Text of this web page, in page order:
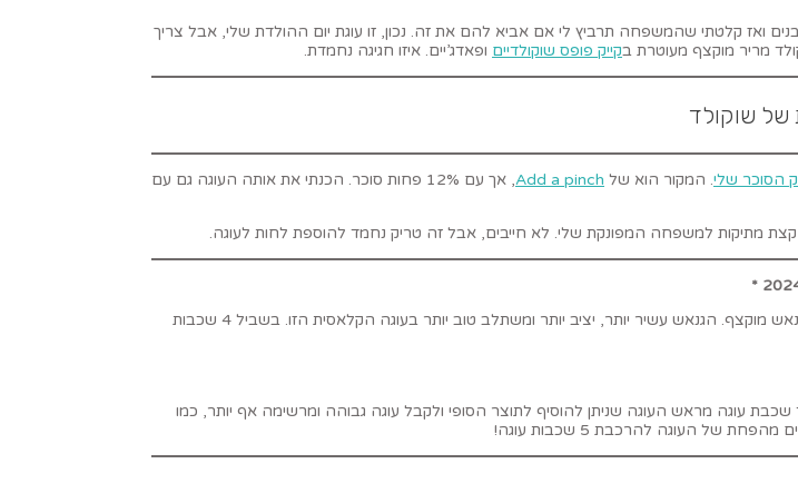
ואז קלטתי שהמשפחה תרביץ לי אם אביא להם את זה. נכון, זו עוגת יום ההולדת שלי, אבל צריך
מריר מוקצף מעוטרת בקייק פופס שוקולדיים ופאדג’יים. איזו חגיגה נחמדת.
של שוקולד
הסוכר שלי. המקור הוא של Add a pinch
, אך עם 12% פחות סוכר. הכנתי את אותה העוגה גם עם
קצת מתיקות למשפחה המפונקת שלי. לא חייבים, אבל זה טריק נחמד להוספת לחות לעוגה.
הכנתי את העוגה שוב והחלטתי, עוגת שוקולד טעימה לי יותר עם גנאש שוקולד מריר מאשר גנאש מוקצף. הגנאש עשיר יותר, יציב יותר ומשתלב טוב יותר בעוגה הקלאסית הזו. בשביל 4 שכבות
הקריצה) מקבלים בעצם עוד שכבת עוגה מראש העוגה שניתן להוסיף לתוצר הסופי ולקבל עוגה גבוהה ומרשימה אף יותר, כמו